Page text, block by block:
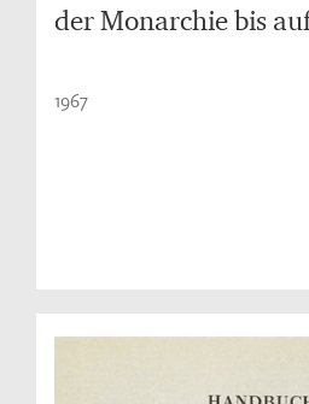
der Monarchie bis
1967